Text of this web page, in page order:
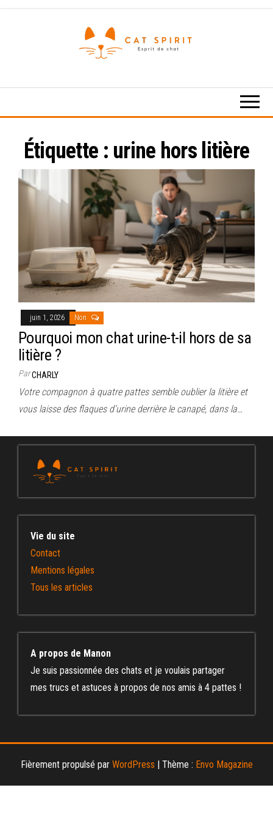
chat
Étiquette : urine hors litière
juin 1, 2026 Non
Pourquoi mon chat urine-t-il hors de sa
litière ?
ParCHARLY
Votre compagnon à quatre pattes semble oublier la litière et
vous laisse des flaques d’urine derrière le canapé, dans la…
Vie du site
Contact
Mentions légales
Tous les articles
A propos de Manon
Je suis passionnée des chats et je voulais partager
mes trucs et astuces à propos de nos amis à 4 pattes !
Fièrement propulsé par WordPress Thème : Envo Magazine